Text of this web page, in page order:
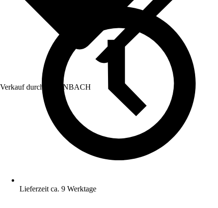
Verkauf durch: HORNBACH
Lieferzeit ca. 9 Werktage